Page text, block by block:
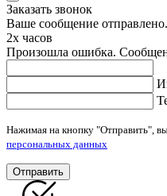
Заказать звонок
Ваше сообщение
2х часов
Произошла ошибка.
Нажимая на кнопку "Отправить",
персональных данных
Отправить